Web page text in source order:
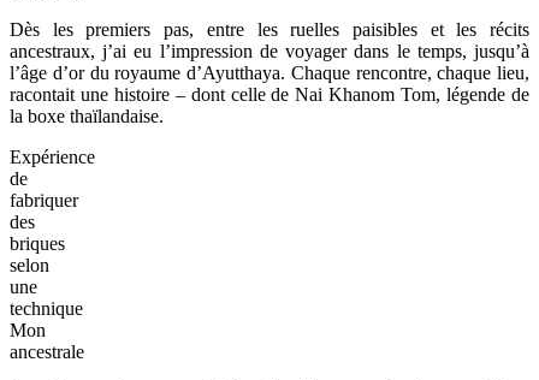
Dès les premiers pas, entre les ruelles paisibles et les récits
ancestraux, j’ai eu l’impression de voyager dans le temps, jusqu’à
l’âge d’or du royaume d’Ayutthaya. Chaque rencontre, chaque lieu,
racontait une histoire – dont celle de Nai Khanom Tom, légende de
la boxe thaïlandaise.
Expérience
de
fabriquer
des
briques
selon
une
technique
Mon
ancestrale